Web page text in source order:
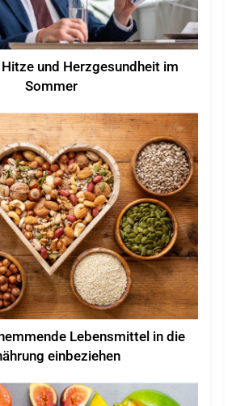
und Herzgesundheit im
Sommer
Lebensmittel in die
einbeziehen